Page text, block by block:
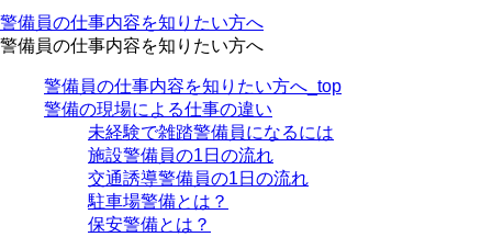
警備員の仕事内容を知りたい方へ
警備員の仕事内容を知りたい方へ
警備員の仕事内容を知りたい方へ_top
警備の現場による仕事の違い
未経験で雑踏警備員になるには
施設警備員の1日の流れ
交通誘導警備員の1日の流れ
駐車場警備とは？
保安警備とは？